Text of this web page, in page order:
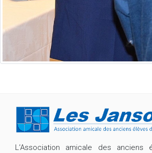
L’Association amicale des anciens